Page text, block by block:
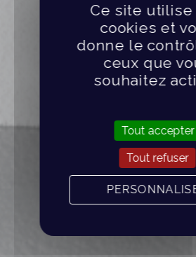
Ce site utilise
cookies et
donne le
ceux que
souhaitez
Tout accepter
Tout refuser